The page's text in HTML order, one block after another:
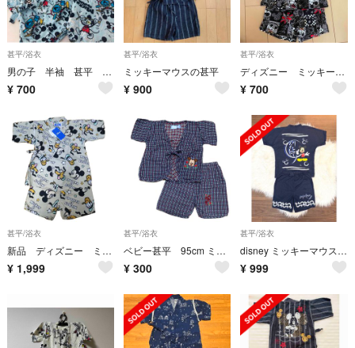
甚平/浴衣
男の子 半袖 甚平 ディズニー ミッキー 95
¥ 700
甚平/浴衣
ミッキーマウスの甚平
¥ 900
甚平/浴衣
ディズニー ミッキー 甚平 じんべい 90
¥ 700
甚平/浴衣
新品 ディズニー ミッキー＆フレンズ 甚平 総柄 120.
¥ 1,999
甚平/浴衣
ベビー甚平 95cm ミッキー べびぃみっきぃ ディズニー
¥ 300
甚平/浴衣
disney ミッキーマウス 甚平 ネイビー 上下セット 130cm
¥ 999